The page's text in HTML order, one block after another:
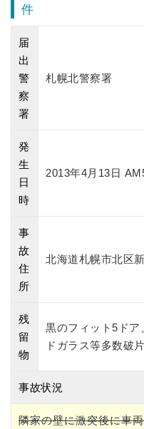
件
届
出
警
察
署
札幌北警察署
発
生
日
時
2013年4月13日
事
故
住
所
北海道札幌市北区
残
留
物
黒のフィット5ドア
ドガラス等多数破片
事故状況
隣家の壁に激突後に車